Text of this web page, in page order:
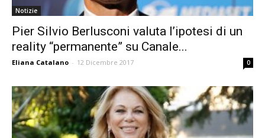
Notizie
Pier Silvio Berlusconi valuta l’ipotesi di un
reality “permanente” su Canale...
Eliana Catalano - 12 Dicembre 2017 0